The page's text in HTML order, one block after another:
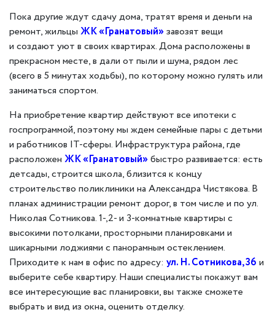
Пока другие ждут сдачу дома, тратят время и деньги на
ремонт, жильцы ЖК «Гранатовый»завозят вещи
и создают уют в своих квартирах. Дома расположены в
прекрасном месте, в дали от пыли и шума, рядом лес
(всего в 5 минутах ходьбы), по которому можно гулять или
заниматься спортом.
На приобретение квартир действуют все ипотеки с
госпрограммой, поэтому мы ждем семейные пары с детьми
и работников IT-сферы. Инфраструктура района, где
расположен ЖК «Гранатовый»быстро развивается: есть
детсады, строится школа, близится к концу
строительство поликлиники на Александра Чистякова. В
планах администрации ремонт дорог, в том числе и по ул.
Николая Сотникова. 1-,2- и 3-комнатные квартиры с
высокими потолками, просторными планировками и
шикарными лоджиями с панорамным остеклением.
Приходите к нам в офис по адресу: ул. Н. Сотникова, 36 и
выберите себе квартиру. Наши специалисты покажут вам
все интересующие вас планировки, вы также сможете
выбрать и вид из окна, оценить отделку.